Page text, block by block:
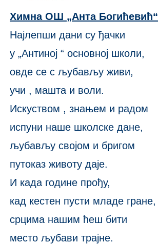
Химна ОШ „Анта Богићевић“
Најлепши дани су ђачки
у „Антиној “ основној школи,
овде се с љубављу живи,
учи , машта и воли.
Искуством , знањем и радом
испуни наше школске дане,
љубављу својом и бригом
путоказ животу даје.
И када године прођу,
кад кестен пусти младе гране,
срцима нашим ћеш бити
место љубави трајне.